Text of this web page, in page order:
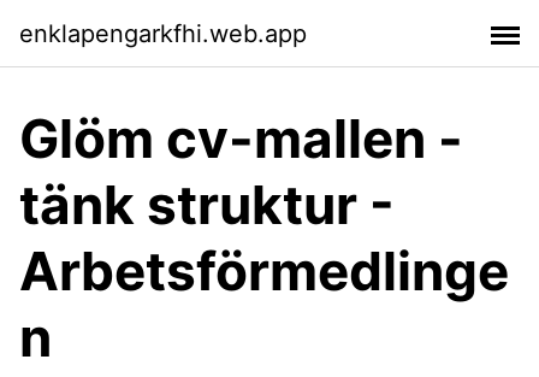
enklapengarkfhi.web.app
Glöm cv-mallen -
tänk struktur -
Arbetsförmedlinge
n